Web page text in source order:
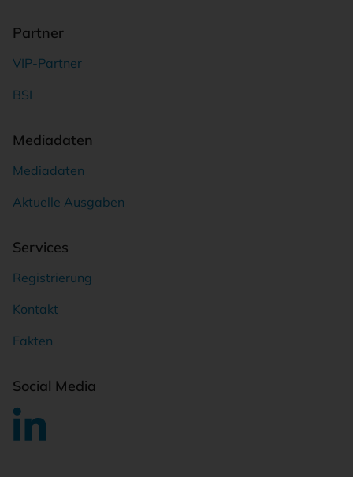
Partner
VIP-Partner
BSI
Mediadaten
Mediadaten
Aktuelle Ausgaben
Services
Registrierung
Kontakt
Fakten
Social Media